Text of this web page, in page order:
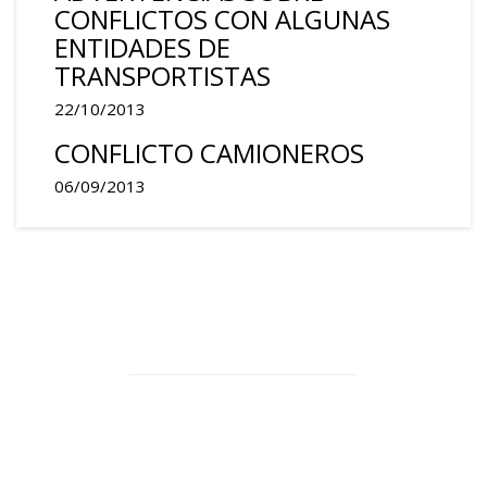
CONFLICTOS CON ALGUNAS
ENTIDADES DE
TRANSPORTISTAS
22/10/2013
CONFLICTO CAMIONEROS
06/09/2013